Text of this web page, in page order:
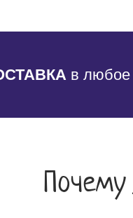
в любое
Почему